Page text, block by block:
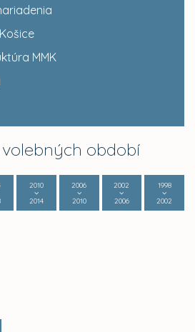
MMK
období
2010
2014
2006
2010
2002
2006
1998
2002